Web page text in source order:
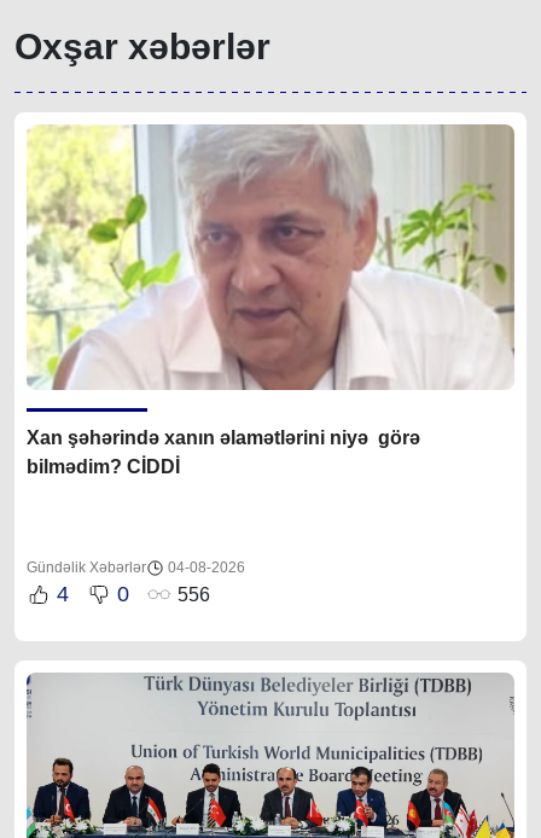
Oxşar xəbərlər
Xan şəhərində xanın əlamətlərini niyə görə
bilmədim? CİDDİ
Gündəlik Xəbərlər 04-08-2026
4 0 556